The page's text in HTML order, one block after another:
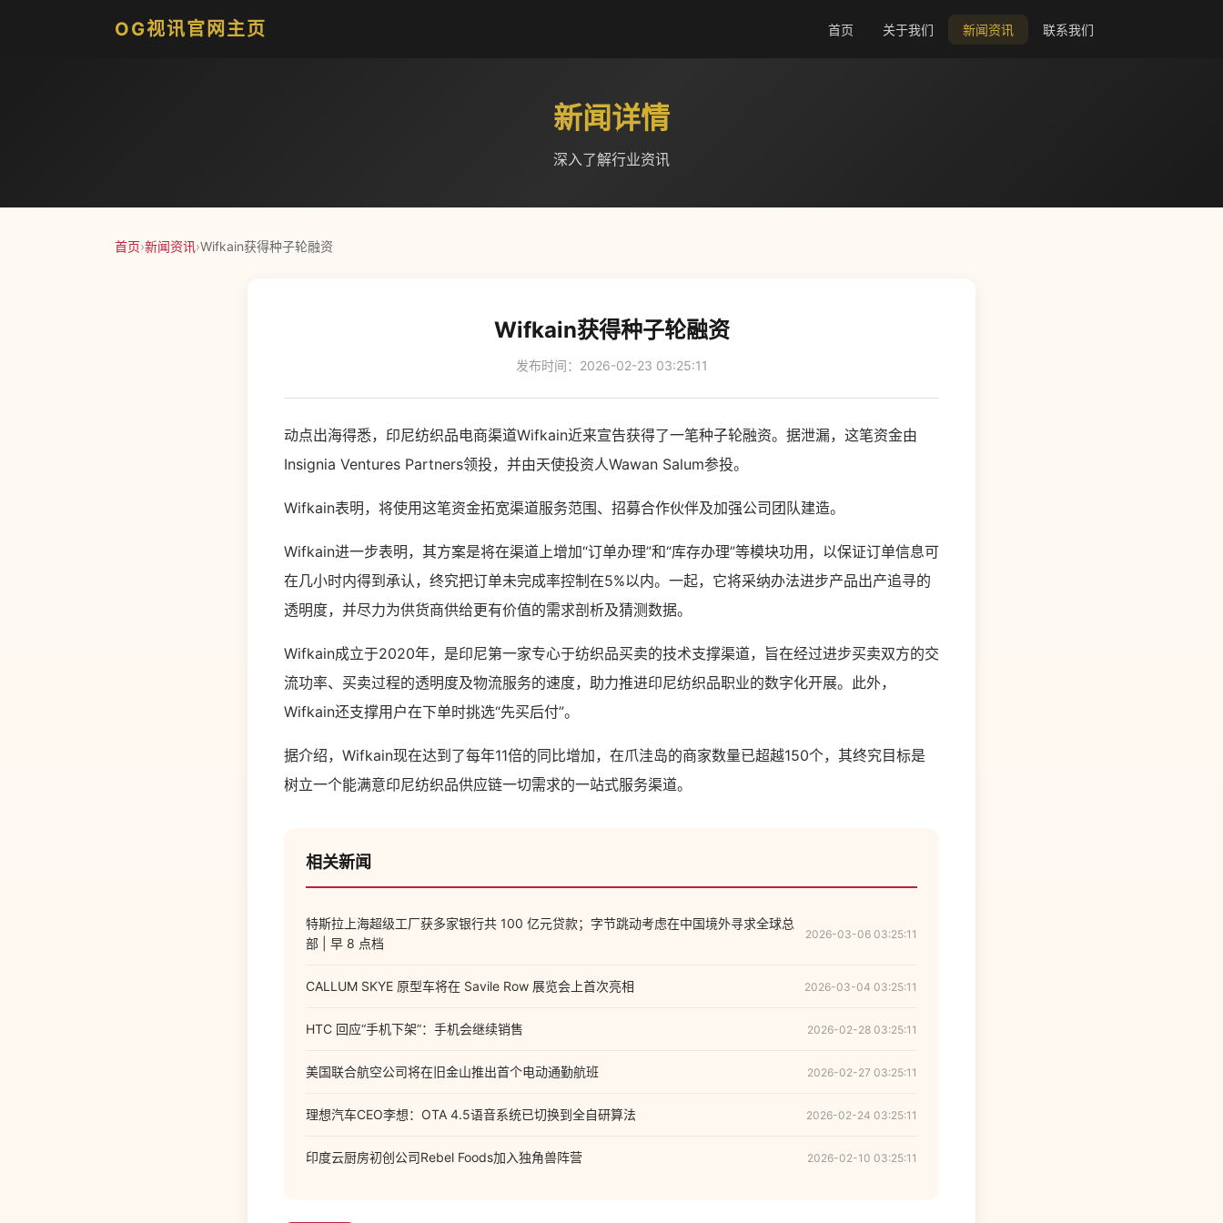
OG视讯官网主页 首页 关于我们 新闻资讯 联系我们
新闻详情
深入了解行业资讯
首页›新闻资讯›Wifkain获得种子轮融资
Wifkain获得种子轮融资
发布时间：2026-02-23 03:25:11
动点出海得悉，印尼纺织品电商渠道Wifkain近来宣告获得了一笔种子轮融资。据泄漏，这笔资金由
Insignia Ventures Partners领投，并由天使投资人Wawan Salum参投。
Wifkain表明，将使用这笔资金拓宽渠道服务范围、招募合作伙伴及加强公司团队建造。
Wifkain进一步表明，其方案是将在渠道上增加“订单办理”和“库存办理”等模块功用，以保证订单信息可
在几小时内得到承认，终究把订单未完成率控制在5%以内。一起，它将采纳办法进步产品出产追寻的
透明度，并尽力为供货商供给更有价值的需求剖析及猜测数据。
Wifkain成立于2020年，是印尼第一家专心于纺织品买卖的技术支撑渠道，旨在经过进步买卖双方的交
流功率、买卖过程的透明度及物流服务的速度，助力推进印尼纺织品职业的数字化开展。此外，
Wifkain还支撑用户在下单时挑选“先买后付”。
据介绍，Wifkain现在达到了每年11倍的同比增加，在爪洼岛的商家数量已超越150个，其终究目标是
树立一个能满意印尼纺织品供应链一切需求的一站式服务渠道。
相关新闻
特斯拉上海超级工厂获多家银行共 100 亿元贷款；字节跳动考虑在中国境外寻求全球总
部 | 早 8 点档
2026-03-06 03:25:11
CALLUM SKYE 原型车将在 Savile Row 展览会上首次亮相 2026-03-04 03:25:11
HTC 回应“手机下架”：手机会继续销售 2026-02-28 03:25:11
美国联合航空公司将在旧金山推出首个电动通勤航班 2026-02-27 03:25:11
理想汽车CEO李想：OTA 4.5语音系统已切换到全自研算法 2026-02-24 03:25:11
印度云厨房初创公司Rebel Foods加入独角兽阵营 2026-02-10 03:25:11